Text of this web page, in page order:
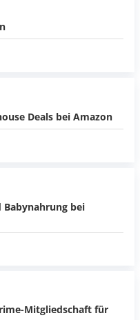
Deals bei Amazon
Babynahrung bei
Mitgliedschaft für